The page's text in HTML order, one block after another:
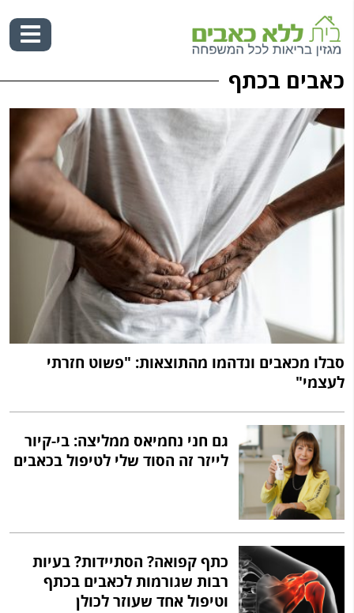
Skip
content
כאבים בכתף
סבלו מכאבים ונדהמו מהתוצאות: "פשוט חזרתי
לעצמי"
גם חני נחמיאס ממליצה: בי-קיור
לייזר זה הסוד שלי לטיפול בכאבים
כתף קפואה? הסתיידות? בעיות
רבות שגורמות לכאבים בכתף
וטיפול אחד שעוזר לכולן